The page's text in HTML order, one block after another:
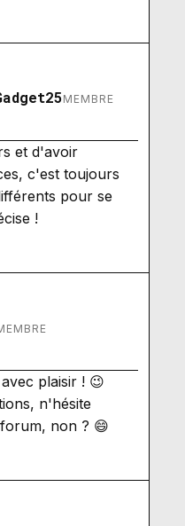
MEMBRE
et d'avoir
c'est toujours
pour se
!
plaisir ! 😉
n'hésite
non ? 😄